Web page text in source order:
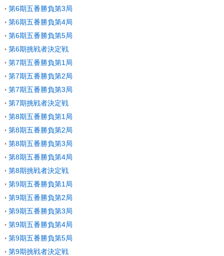
第6期五番勝負第3局
第6期五番勝負第4局
第6期五番勝負第5局
第6期挑戦者決定戦
第7期五番勝負第1局
第7期五番勝負第2局
第7期五番勝負第3局
第7期挑戦者決定戦
第8期五番勝負第1局
第8期五番勝負第2局
第8期五番勝負第3局
第8期五番勝負第4局
第8期挑戦者決定戦
第9期五番勝負第1局
第9期五番勝負第2局
第9期五番勝負第3局
第9期五番勝負第4局
第9期五番勝負第5局
第9期挑戦者決定戦